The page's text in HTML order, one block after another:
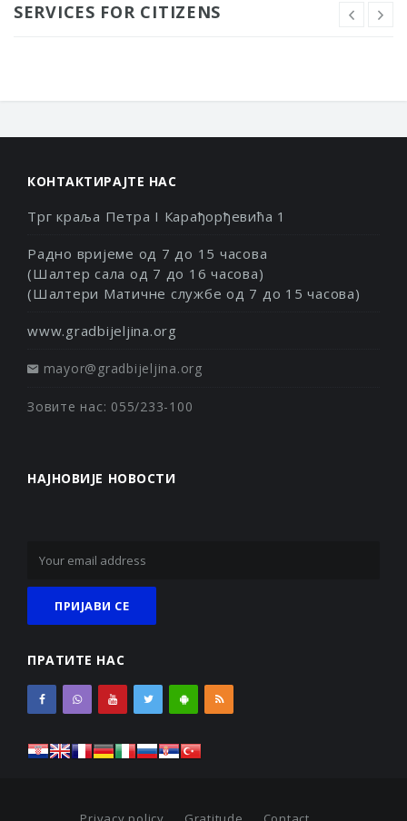
SERVICES FOR CITIZENS
КОНТАКТИРАЈТЕ НАС
Трг краља Петра I Карађорђевића 1
Радно вријеме од 7 до 15 часова
(Шалтер сала од 7 до 16 часова)
(Шалтери Матичне службе од 7 до 15 часова)
www.gradbijeljina.org
mayor@gradbijeljina.org
Зовите нас: 055/233-100
НАЈНОВИЈЕ НОВОСТИ
ПРАТИТЕ НАС